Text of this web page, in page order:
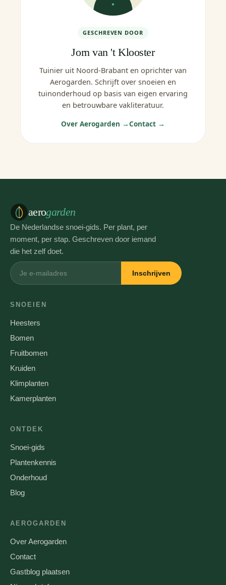
GESCHREVEN DOOR
Jorn van 't Klooster
Tuinier uit Noord-Brabant en oprichter van
Aerogarden. Schrijft over snoeien en
tuinonderhoud op basis van eigen ervaring
en betrouwbare vakliteratuur.
Over Aerogarden →Contact →
aerogarden
De Nederlandse snoei-gids. Per plant, per
moment, per stap. Geschreven door iemand
die het zelf doet.
Inschrijven
SNOEIEN
Heesters
Bomen
Fruitbomen
Kruiden
Klimplanten
Kamerplanten
ONTDEK
Snoei-gids
Plantenkennis
Onderhoud
Blog
AEROGARDEN
Over Aerogarden
Contact
Gastblog plaatsen